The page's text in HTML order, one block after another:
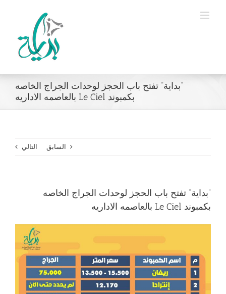
“بداية” تفتح باب الحجز لوحدات الجراج الخاصه
بكمبوند Le Ciel بالعاصمه الاداريه
السابق التالي
“بداية” تفتح باب الحجز لوحدات الجراج الخاصه
بكمبوند Le Ciel بالعاصمه الاداريه